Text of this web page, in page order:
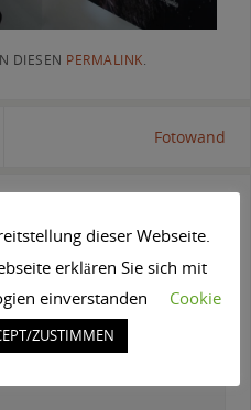
DIESEN PERMALINK.
Fotowand
Erforderliche Felder sind
dieser Webseite.
erklären Sie sich mit
einverstanden
Cookie
ZUSTIMMEN